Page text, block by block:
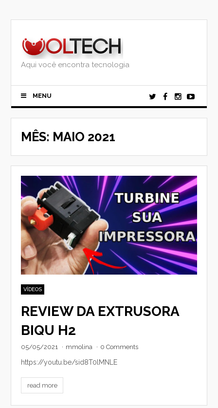
Aqui você encontra tecnologia
MENU
MÊS: MAIO 2021
VÍDEOS
REVIEW DA EXTRUSORA
BIQU H2
05/05/2021 · mmolina · 0 Comments
https://youtu.be/sid8T0lMNLE
read more